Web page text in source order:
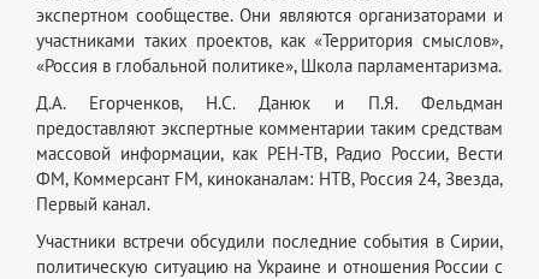
экспертном сообществе. Они являются организаторами и
участниками таких проектов, как «Территория смыслов»,
«Россия в глобальной политике», Школа парламентаризма.
Д.А. Егорченков, Н.С. Данюк и П.Я. Фельдман
предоставляют экспертные комментарии таким средствам
массовой информации, как РЕН-ТВ, Радио России, Вести
ФМ, Коммерсант FМ, киноканалам: НТВ, Россия 24, Звезда,
Первый канал.
Участники встречи обсудили последние события в Сирии,
политическую ситуацию на Украине и отношения России с